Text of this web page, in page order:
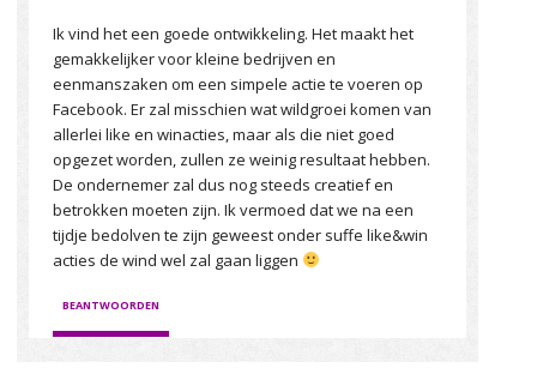
Ik vind het een goede ontwikkeling. Het maakt het
gemakkelijker voor kleine bedrijven en
eenmanszaken om een simpele actie te voeren op
Facebook. Er zal misschien wat wildgroei komen van
allerlei like en winacties, maar als die niet goed
opgezet worden, zullen ze weinig resultaat hebben.
De ondernemer zal dus nog steeds creatief en
betrokken moeten zijn. Ik vermoed dat we na een
tijdje bedolven te zijn geweest onder suffe like&win
acties de wind wel zal gaan liggen
BEANTWOORDEN